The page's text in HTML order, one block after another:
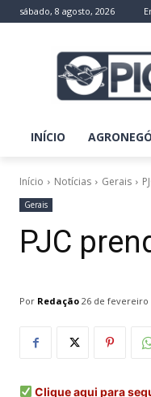
sábado, 8 agosto, 2026
INÍCIO
Início Notícias Gerais
Gerais
PJC
Por Redação 26 de fevereiro
Clique aqui para